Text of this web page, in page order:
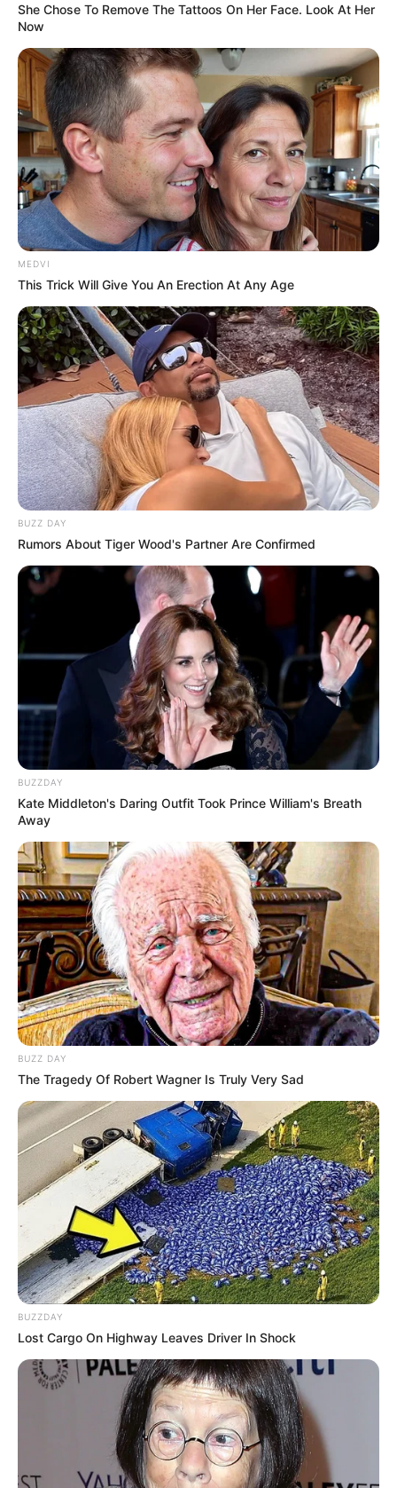
She Chose To Remove The Tattoos On Her Face. Look At Her
Now
MEDVI
This Trick Will Give You An Erection At Any Age
BUZZ DAY
Rumors About Tiger Wood's Partner Are Confirmed
BUZZDAY
Kate Middleton's Daring Outfit Took Prince William's Breath
Away
BUZZ DAY
The Tragedy Of Robert Wagner Is Truly Very Sad
BUZZDAY
Lost Cargo On Highway Leaves Driver In Shock